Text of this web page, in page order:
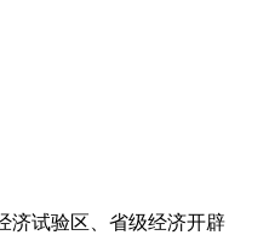
济试验区、省级经济开辟